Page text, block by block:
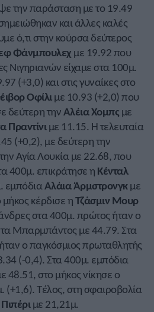
την παράσταση με το 19.49
και άλλες καλές
ό,τι στην κούρσα δεύτερος
Φάνμπουλεχ με 19.92 που
Νιγηριανών είχαμε στα 100μ.
(+3,0) και στις γυναίκες στο
Οφίλιμε 10.93 (+2,0) που
δεύτερη τηνΑλέια Χομπςμε
Πραντίνιμε 11.15. Η τελευταία
(+0,2), με δεύτερη την
Αγία Λουκία με 22.68, που
400μ. επικράτησε η Κένταλ
εμπόδιαΑλάια Άρμστρονγκμε
κέρδισε ηΤζάσμιν Μουρ
στα 400μ. πρώτος ήταν ο
Μπαρμπάντος με 44.79. Στα
ο παγκόσμιος πρωταθλητής
(-0,4). Στα 400μ. εμπόδια
48.51, στο μήκος νίκησε ο
(+1,6). Τέλος, στη σφαιροβολία
με 21,21μ.